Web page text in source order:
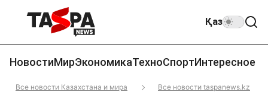
Қаз
НовостиМирЭкономикаТехноСпортИнтересное
Все новости Казахстана и мира
Все новости taspanews.kz